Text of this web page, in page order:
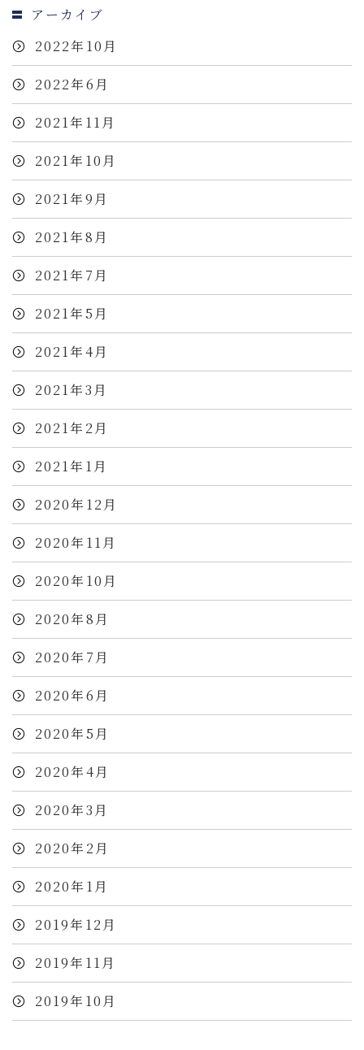
アーカイブ
2022年10月
2022年6月
2021年11月
2021年10月
2021年9月
2021年8月
2021年7月
2021年5月
2021年4月
2021年3月
2021年2月
2021年1月
2020年12月
2020年11月
2020年10月
2020年8月
2020年7月
2020年6月
2020年5月
2020年4月
2020年3月
2020年2月
2020年1月
2019年12月
2019年11月
2019年10月